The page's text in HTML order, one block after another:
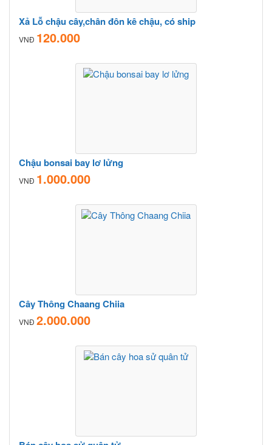
Xả Lỗ chậu cây,chân đôn kê chậu, có ship
VNĐ 120.000
Chậu bonsai bay lơ lửng
VNĐ 1.000.000
Cây Thông Chaang Chiia
VNĐ 2.000.000